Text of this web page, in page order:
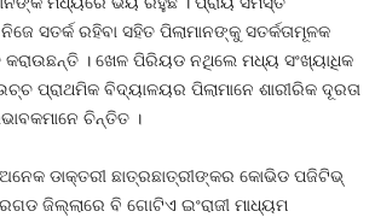
ସତର୍କ ରହିବା ସହିତ ପିଲାମାନଙ୍କୁ ସତର୍କତାମୂଳକ
। ଖେଳ ପିରିୟଡ ନଥିଲେ ମଧ୍ୟ ସଂଖ୍ୟାଧିକ
ପ୍ରାଥମିକ ବିଦ୍ୟାଳୟର ପିଲାମାନେ ଶାରୀରିକ ଦୂରତା
ଚିନ୍ତିତ ।
ଅନେକ ଡାକ୍ତରୀ ଛାତ୍ରଛାତ୍ରୀଙ୍କର କୋଭିଡ ପଜିଟିଭ୍‍
ଜିଲ୍ଲାରେ ବି ଗୋଟିଏ ଇଂରାଜୀ ମାଧ୍ୟମ